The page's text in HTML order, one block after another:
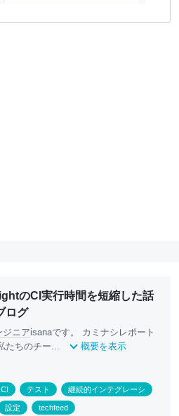
のCI実行時間を短縮した話
ログ
ジニアisanaです。 カミナシレポート
たちのチー...
概要を表示
CI テスト 継続的インテグレーシ
設定 techfeed